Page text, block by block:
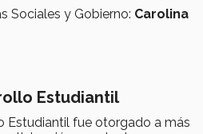
Sociales y Gobierno: Carolina
Estudiantil
Estudiantil fue otorgado a más